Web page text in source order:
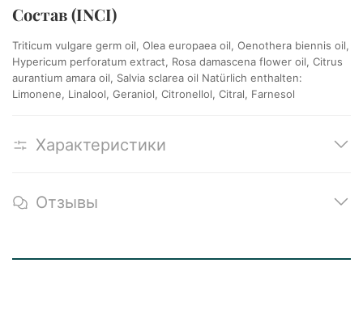
Состав (INCI)
Triticum vulgare germ oil, Olea europaea oil, Oenothera biennis oil,
Hypericum perforatum extract, Rosa damascena flower oil, Citrus
aurantium amara oil, Salvia sclarea oil Natürlich enthalten:
Limonene, Linalool, Geraniol, Citronellol, Citral, Farnesol
Характеристики
Отзывы